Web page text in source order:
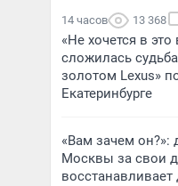
14 часов 13 368
«Не хочется в это
сложилась
золотом Lexus»
Екатеринбурге
«Вам зачем он?»:
Москвы за свои